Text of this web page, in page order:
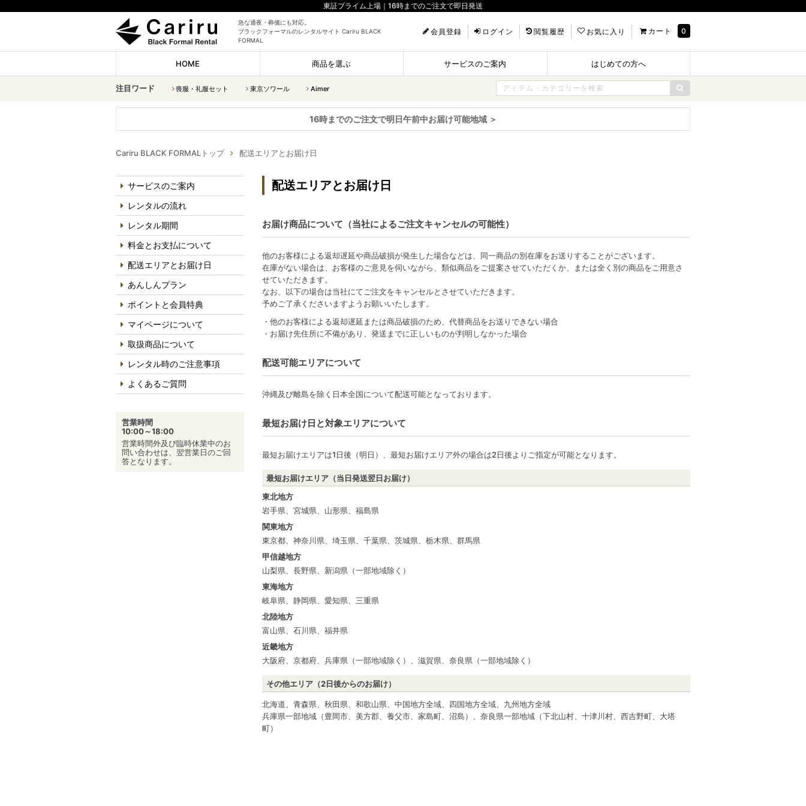
東証プライム上場｜16時までのご注文で即日発送
急な通夜・葬儀にも対応。
ブラックフォーマルのレンタルサイト Cariru BLACK
FORMAL
会員登録 ログイン 閲覧履歴 お気に入り カート 0
HOME 商品を選ぶ サービスのご案内 はじめての方へ
注目ワード 喪服・礼服セット 東京ソワール Aimer
16時までのご注文で明日午前中お届け可能地域 ＞
Cariru BLACK FORMALトップ 配送エリアとお届け日
サービスのご案内
レンタルの流れ
レンタル期間
料金とお支払について
配送エリアとお届け日
あんしんプラン
ポイントと会員特典
マイページについて
取扱商品について
レンタル時のご注意事項
よくあるご質問
営業時間
10:00～18:00
営業時間外及び臨時休業中のお
問い合わせは、翌営業日のご回
答となります。
配送エリアとお届け日
お届け商品について（当社によるご注文キャンセルの可能性）
他のお客様による返却遅延や商品破損が発生した場合などは、同一商品の別在庫をお送りすることがございます。
在庫がない場合は、お客様のご意見を伺いながら、類似商品をご提案させていただくか、または全く別の商品をご用意さ
せていただきます。
なお、以下の場合は当社にてご注文をキャンセルとさせていただきます。
予めご了承くださいますようお願いいたします。
・他のお客様による返却遅延または商品破損のため、代替商品をお送りできない場合
・お届け先住所に不備があり、発送までに正しいものが判明しなかった場合
配送可能エリアについて
沖縄及び離島を除く日本全国について配送可能となっております。
最短お届け日と対象エリアについて
最短お届けエリアは1日後（明日）、最短お届けエリア外の場合は2日後よりご指定が可能となります。
最短お届けエリア（当日発送翌日お届け）
東北地方
岩手県、宮城県、山形県、福島県
関東地方
東京都、神奈川県、埼玉県、千葉県、茨城県、栃木県、群馬県
甲信越地方
山梨県、長野県、新潟県（一部地域除く）
東海地方
岐阜県、静岡県、愛知県、三重県
北陸地方
富山県、石川県、福井県
近畿地方
大阪府、京都府、兵庫県（一部地域除く）、滋賀県、奈良県（一部地域除く）
その他エリア（2日後からのお届け）
北海道、青森県、秋田県、和歌山県、中国地方全域、四国地方全域、九州地方全域
兵庫県一部地域（豊岡市、美方郡、養父市、家島町、沼島）、奈良県一部地域（下北山村、十津川村、西吉野町、大塔
町）